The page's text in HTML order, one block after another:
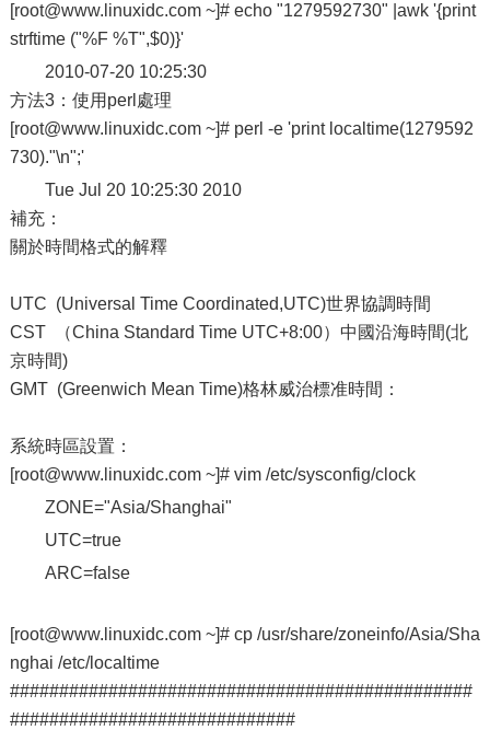
[root@www.linuxidc.com ~]# echo "1279592730" |awk '{print
strftime ("%F %T",$0)}'
2010-07-20 10:25:30
方法3：使用perl處理
[root@www.linuxidc.com ~]# perl -e 'print localtime(1279592
730)."\n";'
Tue Jul 20 10:25:30 2010
補充：
關於時間格式的解釋
UTC (Universal Time Coordinated,UTC)世界協調時間
CST （China Standard Time UTC+8:00）中國沿海時間(北
京時間)
GMT (Greenwich Mean Time)格林威治標准時間：
系統時區設置：
[root@www.linuxidc.com ~]# vim /etc/sysconfig/clock
ZONE="Asia/Shanghai"
UTC=true
ARC=false
[root@www.linuxidc.com ~]# cp /usr/share/zoneinfo/Asia/Sha
nghai /etc/localtime
###############################################
#############################